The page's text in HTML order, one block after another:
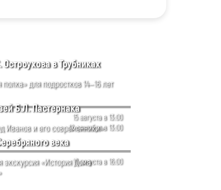
15 августа в 13:00
12 сентября в 13:00
в Трубниках
для подростков 14—16 лет
15 августа в 16:00
Б.Л. Пастернака
Иванов и его современники»
века
экскурсия «История Дома